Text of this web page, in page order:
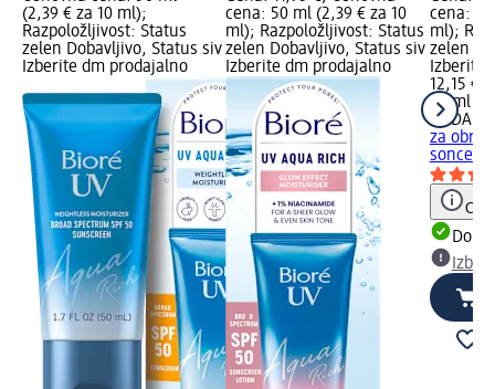
(2,39 € za 10 ml);
Razpoložljivost: Status
zelen Dobavljivo, Status siv
Izberite dm prodajalno
cena: 50 ml (2,39 € za 10
ml); Razpoložljivost: Status
zelen Dobavljivo, Status siv
Izberite dm prodajalno
cena:
ml);
zelen
Izberite
12,15 €
50 ml
HADA
za
soncem,